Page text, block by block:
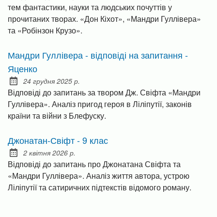
тем фантастики, науки та людських почуттів у
прочитаних творах. «Дон Кіхот», «Мандри Гуллівера»
та «Робінзон Крузо».
Мандри Гуллівера - відповіді на запитання -
Яценко
Posted on:
24 грудня 2025 р.
Відповіді до запитань за твором Дж. Свіфта «Мандри
Гуллівера». Аналіз пригод героя в Ліліпутії, законів
країни та війни з Блефуску.
Джонатан-Свіфт - 9 клас
Posted on:
2 квітня 2026 р.
Відповіді до запитань про Джонатана Свіфта та
«Мандри Гуллівера». Аналіз життя автора, устрою
Ліліпутії та сатиричних підтекстів відомого роману.